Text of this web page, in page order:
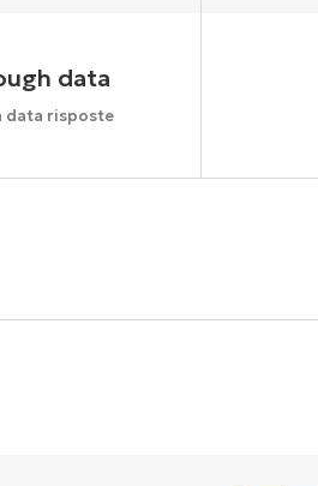
data
data risposte